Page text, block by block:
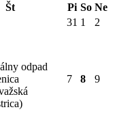
Št Pi So Ne
31 1 2
odpad
7 8 9